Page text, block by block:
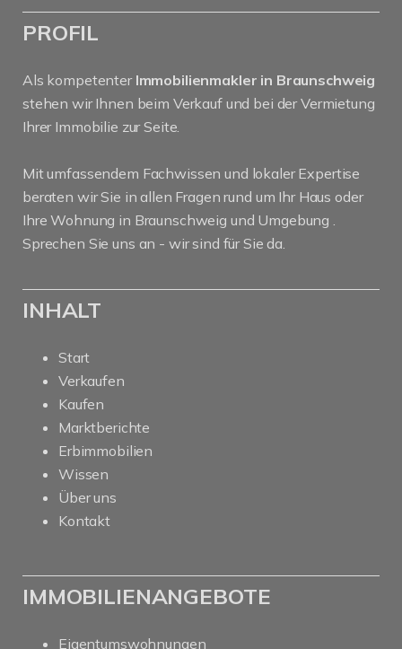
PROFIL
Als kompetenter Immobilienmakler in Braunschweig
stehen wir Ihnen beim Verkauf und bei der Vermietung
Ihrer Immobilie zur Seite.
Mit umfassendem Fachwissen und lokaler Expertise
beraten wir Sie in allen Fragen rund um Ihr Haus oder
Ihre Wohnung in Braunschweig und Umgebung .
Sprechen Sie uns an - wir sind für Sie da.
INHALT
Start
Verkaufen
Kaufen
Marktberichte
Erbimmobilien
Wissen
Über uns
Kontakt
IMMOBILIENANGEBOTE
Eigentumswohnungen